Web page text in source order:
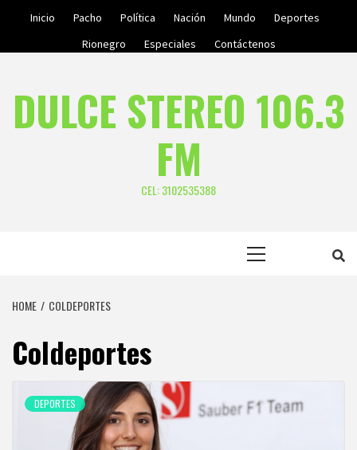
Inicio Pacho Política Nación Mundo
Deportes
Rionegro
Especiales Contáctenos
DULCE STEREO 106.3
FM
CEL: 3102535388
HOME COLDEPORTES
Coldeportes
DEPORTES